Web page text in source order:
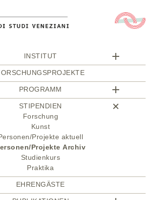
INSTITUT
PROGRAMM
STIPENDIEN
Forschung
Kunst
Projekte aktuell
Projekte Archiv
Studienkurs
Praktika
EHRENGÄSTE